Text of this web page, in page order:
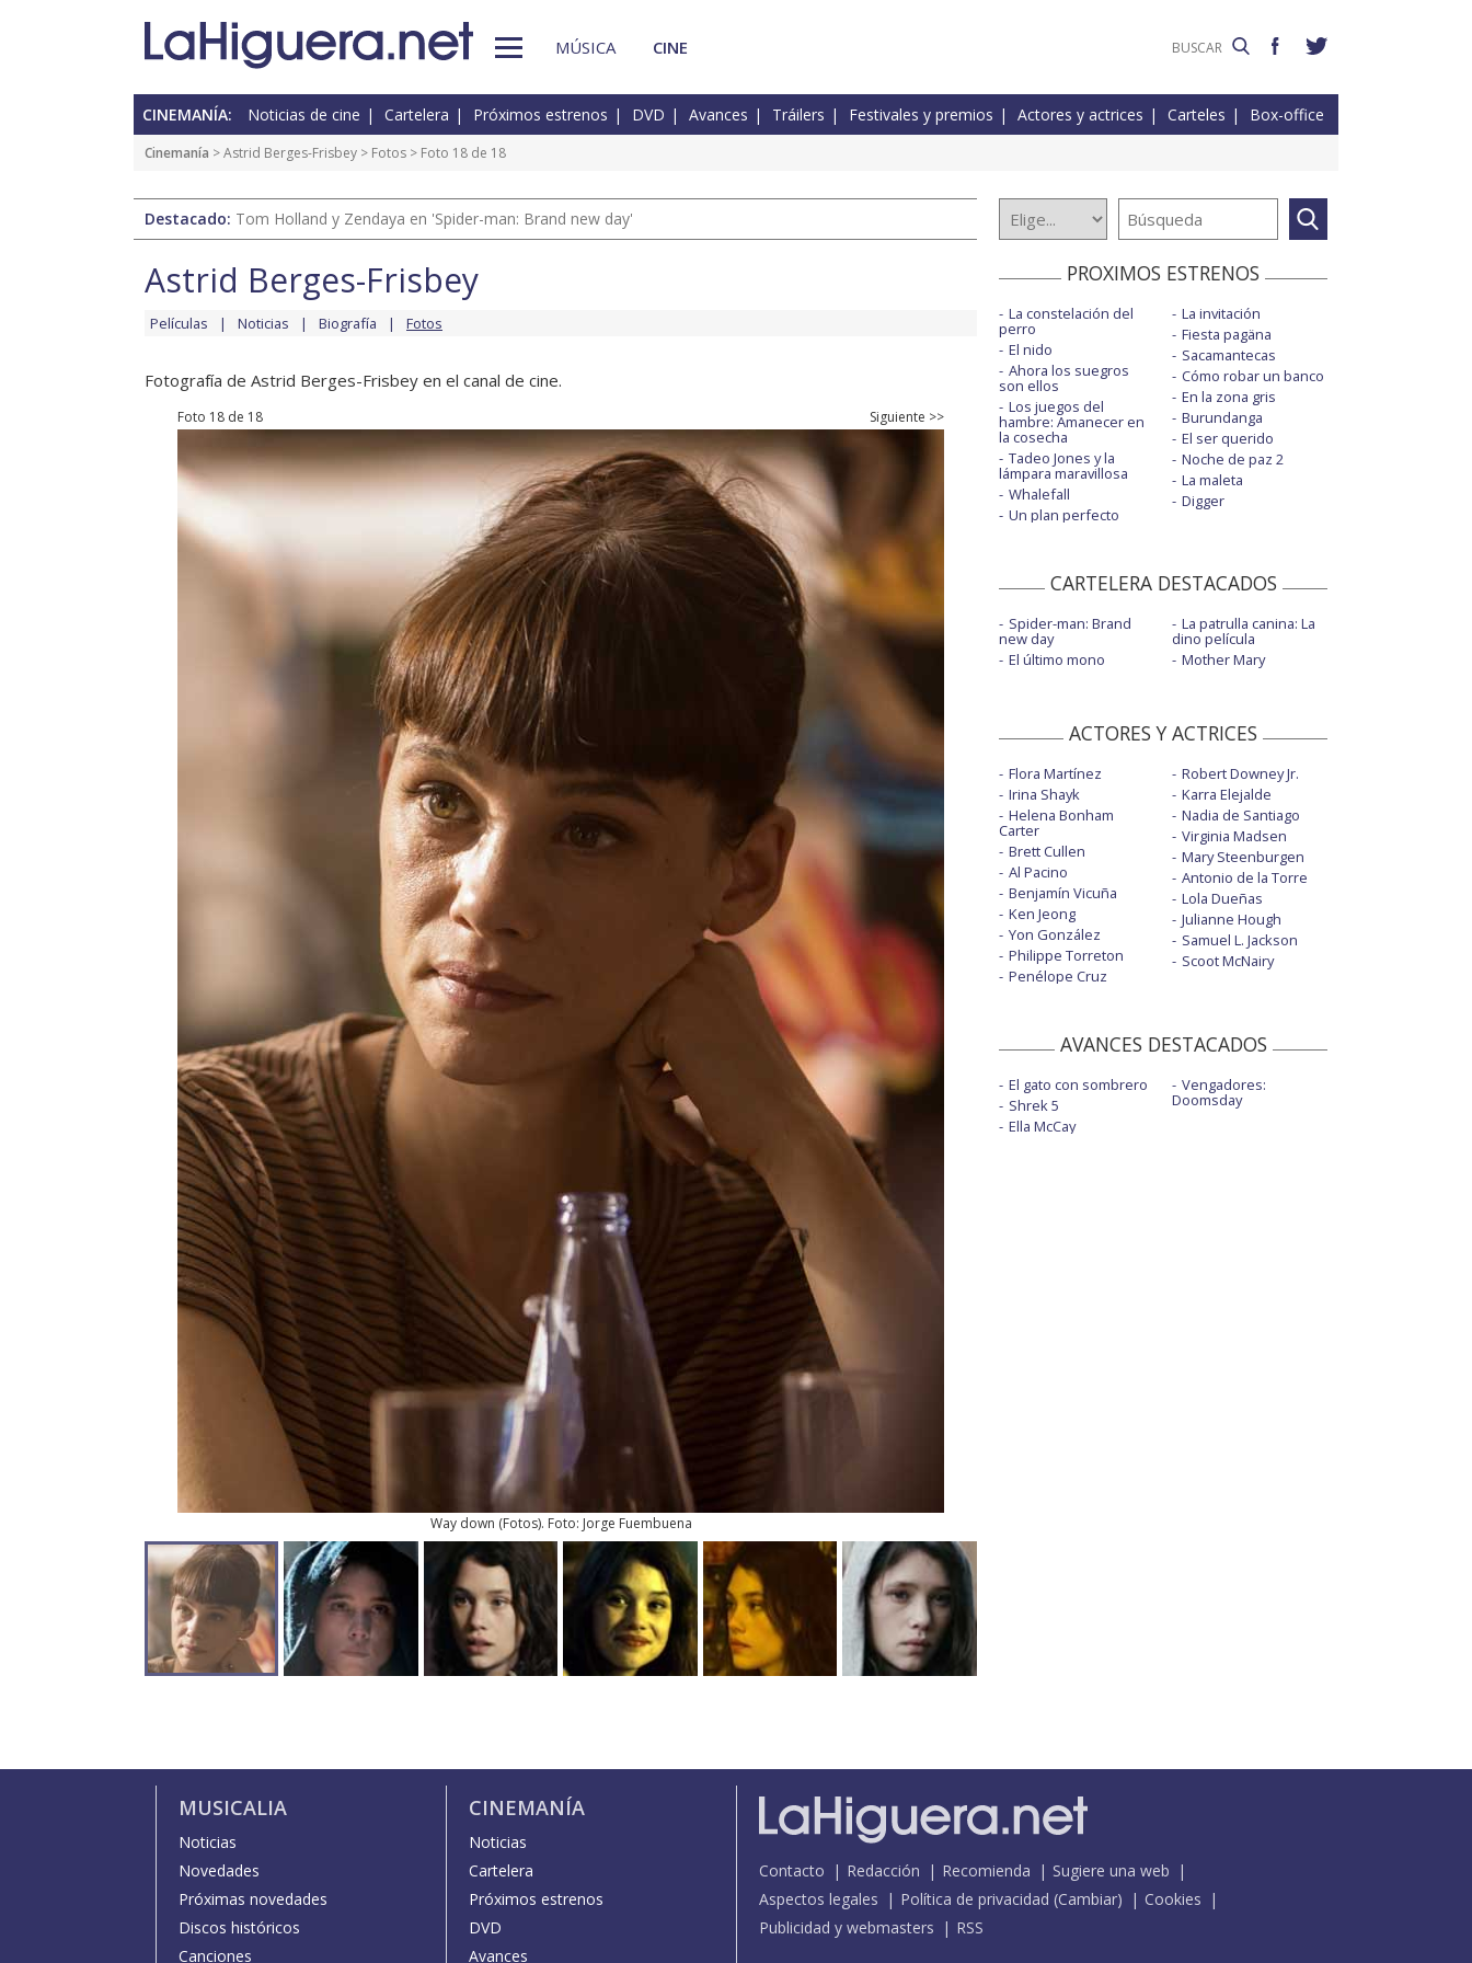
MÚSICA CINE
CINEMANÍA: Noticias de cine Cartelera Próximos estrenos DVD Avances Tráilers Festivales y premios Actores y actrices Carteles Box-office
Cinemanía >Astrid Berges-Frisbey > Fotos > Foto 18 de 18
Destacado: Tom Holland y Zendaya en 'Spider-man: Brand new day'
Astrid Berges-Frisbey
Películas Noticias Biografía Fotos
Fotografía de Astrid Berges-Frisbey en el canal de cine.
Foto 18 de 18 Siguiente >>
Way down (Fotos). Foto: Jorge Fuembuena
PROXIMOS ESTRENOS
La constelación del
perro
El nido
Ahora los suegros
son ellos
Los juegos del
hambre: Amanecer en
la cosecha
Tadeo Jones y la
lámpara maravillosa
Whalefall
Un plan perfecto
La invitación
Fiesta pagäna
Sacamantecas
Cómo robar un banco
En la zona gris
Burundanga
El ser querido
Noche de paz 2
La maleta
Digger
CARTELERA DESTACADOS
Spider-man: Brand
new day
El último mono
La patrulla canina: La
dino película
Mother Mary
ACTORES Y ACTRICES
Flora Martínez
Irina Shayk
Helena Bonham
Carter
Brett Cullen
Al Pacino
Benjamín Vicuña
Ken Jeong
Yon González
Philippe Torreton
Penélope Cruz
Robert Downey Jr.
Karra Elejalde
Nadia de Santiago
Virginia Madsen
Mary Steenburgen
Antonio de la Torre
Lola Dueñas
Julianne Hough
Samuel L. Jackson
Scoot McNairy
AVANCES DESTACADOS
El gato con sombrero
Shrek 5
Ella McCay
Vengadores:
Doomsday
MUSICALIA
Noticias
Novedades
Próximas novedades
Discos históricos
Canciones
CINEMANÍA
Noticias
Cartelera
Próximos estrenos
DVD
Avances
Contacto Redacción Recomienda
Sugiere una web
Aspectos legales
Política de privacidad (Cambiar)
Cookies
Publicidad y webmasters
RSS